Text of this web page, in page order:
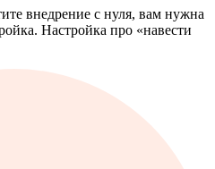
внедрение с нуля, вам нужна
Настройка про «навести